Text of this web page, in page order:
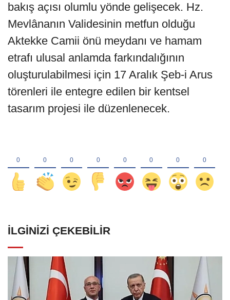
bakış açısı olumlu yönde gelişecek. Hz.
Mevlânanın Validesinin metfun olduğu
Aktekke Camii önü meydanı ve hamam
etrafı ulusal anlamda farkındalığının
oluşturulabilmesi için 17 Aralık Şeb-i Arus
törenleri ile entegre edilen bir kentsel
tasarım projesi ile düzenlenecek.
İLGINIZI ÇEKEBILIR